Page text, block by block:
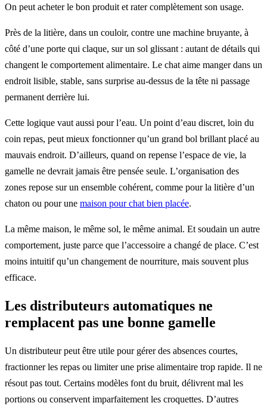
On peut acheter le bon produit et rater complètement son usage.
Près de la litière, dans un couloir, contre une machine bruyante, à
côté d’une porte qui claque, sur un sol glissant : autant de détails qui
changent le comportement alimentaire. Le chat aime manger dans un
endroit lisible, stable, sans surprise au-dessus de la tête ni passage
permanent derrière lui.
Cette logique vaut aussi pour l’eau. Un point d’eau discret, loin du
coin repas, peut mieux fonctionner qu’un grand bol brillant placé au
mauvais endroit. D’ailleurs, quand on repense l’espace de vie, la
gamelle ne devrait jamais être pensée seule. L’organisation des
zones repose sur un ensemble cohérent, comme pour la litière d’un
chaton ou pour une maison pour chat bien placée.
La même maison, le même sol, le même animal. Et soudain un autre
comportement, juste parce que l’accessoire a changé de place. C’est
moins intuitif qu’un changement de nourriture, mais souvent plus
efficace.
Les distributeurs automatiques ne
remplacent pas une bonne gamelle
Un distributeur peut être utile pour gérer des absences courtes,
fractionner les repas ou limiter une prise alimentaire trop rapide. Il ne
résout pas tout. Certains modèles font du bruit, délivrent mal les
portions ou conservent imparfaitement les croquettes. D’autres